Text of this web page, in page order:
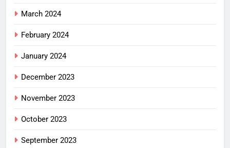
March 2024
February 2024
January 2024
December 2023
November 2023
October 2023
September 2023